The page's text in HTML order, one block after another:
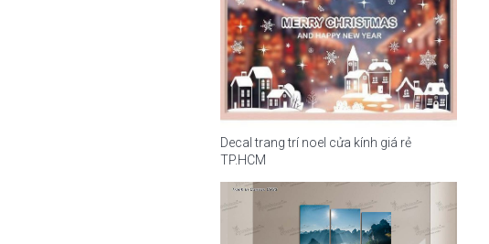
Decal trang trí noel cửa kính giá rẻ
TP.HCM